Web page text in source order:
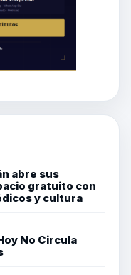
abre sus
gratuito con
y cultura
No Circula